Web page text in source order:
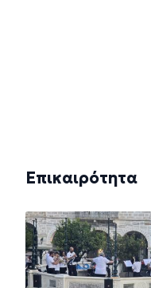
Επικαιρότητα